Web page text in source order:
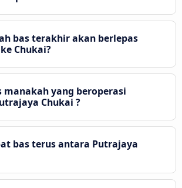
bas terakhir akan berlepas
Chukai?
manakah yang beroperasi
Chukai ?
bas terus antara Putrajaya